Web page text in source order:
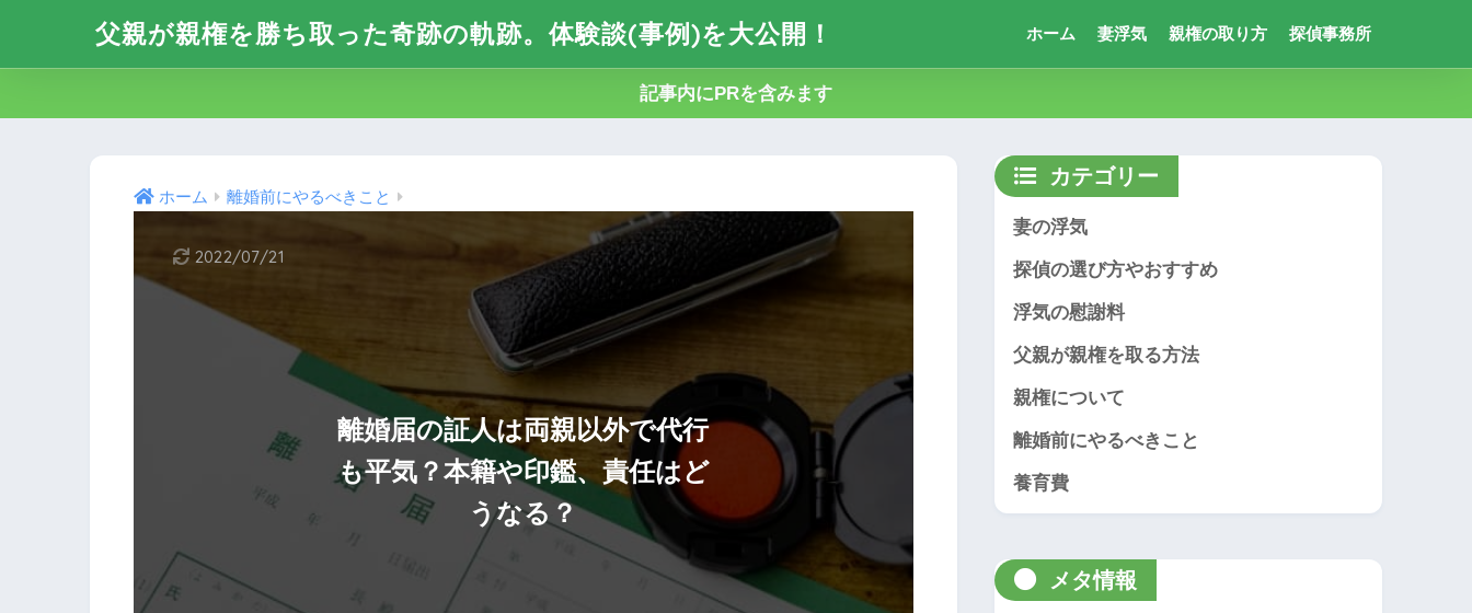
父親が親権を勝ち取った奇跡の軌跡。体験談(事例)を大公開！ ホーム 妻浮気 親権の取り方 探偵事務所
記事内にPRを含みます
ホーム 離婚前にやるべきこと
離婚届の証人は両親以外で代行
も平気？本籍や印鑑、責任はど
うなる？
2022/07/21
カテゴリー
妻の浮気
探偵の選び方やおすすめ
浮気の慰謝料
父親が親権を取る方法
親権について
離婚前にやるべきこと
養育費
メタ情報